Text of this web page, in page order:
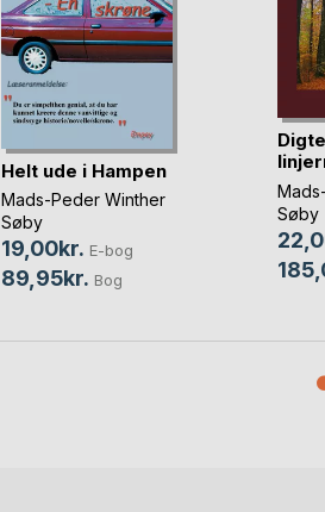
Helt ude i Hampen
Mads-Peder Winther
Søby
19,00kr. E-bog
89,95kr. Bog
Søby